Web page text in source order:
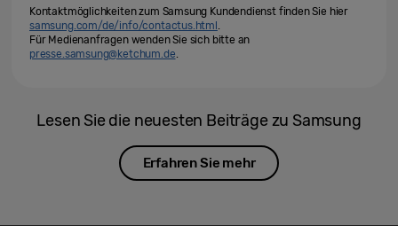
Kontaktmöglichkeiten zum Samsung Kundendienst finden Sie hier
samsung.com/de/info/contactus.html .
Für Medienanfragen wenden Sie sich bitte an
presse.samsung@ketchum.de.
Lesen Sie die neuesten Beiträge zu Samsung
Erfahren Sie mehr